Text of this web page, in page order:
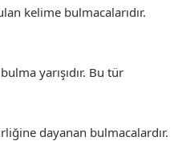
kelime bulmacalarıdır.
yarışıdır. Bu tür
dayanan bulmacalardır.